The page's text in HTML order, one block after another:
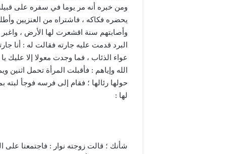
ومن خبره أنه مر يوما في سفره على
يحضره فكاكه ، فاشتراه من العنزيين
وأصابتهم سنة اقشعرت لها الأرض ،
البرد قدمت عليه جارته فقالت له : أنا
عواء الذئاب ، فما وجدت معولا إلا عليك
الله وإياهم : فأقبلت المرأة تحمل اثنين
حولها رئالها ؛ فقام إلى فرسه فوجأ
لها :
شأنك ؛ قالت زوجته نوار : فاجتمعنا على